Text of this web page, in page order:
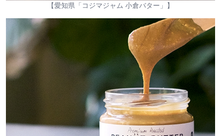
【愛知県「コジマジャム 小倉バター」】